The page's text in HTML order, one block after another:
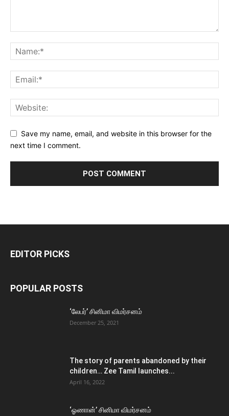
Save my name, email, and website in this browser for the
next time I comment.
EDITOR PICKS
POPULAR POSTS
‘லேபர்’ சினிமா விமர்சனம்
December 25, 2021
The story of parents abandoned by their
children… Zee Tamil launches...
April 16, 2022
‘ஓணான்’ சினிமா விமர்சனம்